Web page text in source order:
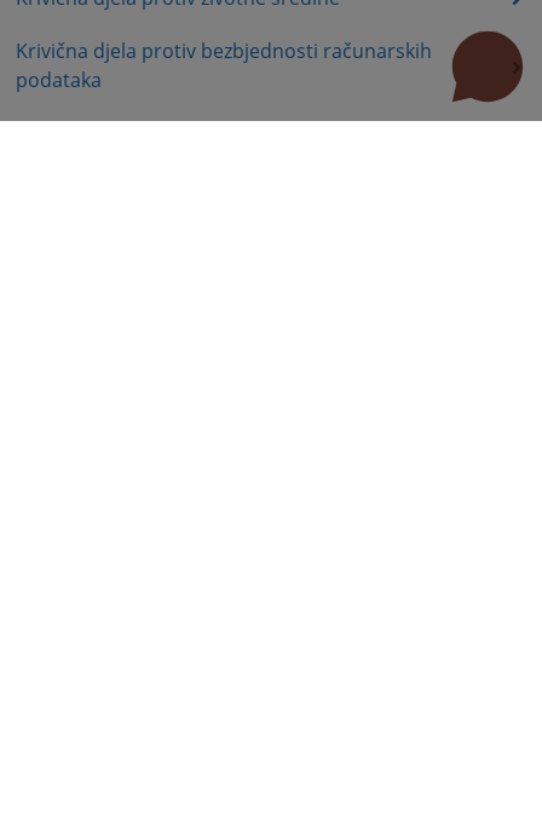
Krivična djela protiv bezbjednosti računarskih
podataka